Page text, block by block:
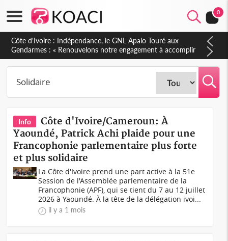
0
Sierra Leone : Un projet de réforme constitutionnelle en
gestation, points clés des amendements, un exclu d'avance
Info
Côte d'Ivoire/Cameroun: À
Yaoundé, Patrick Achi plaide pour une
Francophonie parlementaire plus forte
et plus solidaire
La Côte d'Ivoire prend une part active à la 51e
Session de l'Assemblée parlementaire de la
Francophonie (APF), qui se tient du 7 au 12 juillet
2026 à Yaoundé. À la tête de la délégation ivoi...
il y a 1 mois